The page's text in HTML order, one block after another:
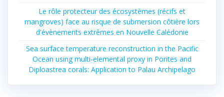
Le rôle protecteur des écosystèmes (récifs et
mangroves) face au risque de submersion côtière lors
d'évènements extrêmes en Nouvelle Calédonie
Sea surface temperature reconstruction in the Pacific
Ocean using multi-elemental proxy in Porites and
Diploastrea corals: Application to Palau Archipelago